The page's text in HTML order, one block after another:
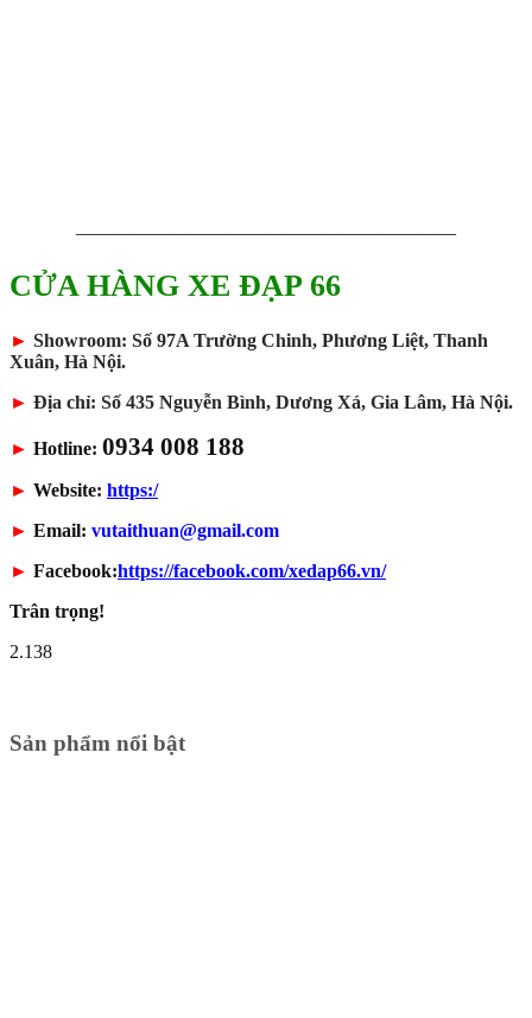
————————————————————
CỬA HÀNG XE ĐẠP 66
► Showroom: Số 97A Trường Chinh, Phương Liệt, Thanh
Xuân, Hà Nội.
► Địa chỉ: Số 435 Nguyễn Bình, Dương Xá, Gia Lâm, Hà Nội.
► Hotline: 0934 008 188
► Website: https:/
► Email: vutaithuan@gmail.com
► Facebook:https://facebook.com/xedap66.vn/
Trân trọng!
2.138
Sản phẩm nổi bật